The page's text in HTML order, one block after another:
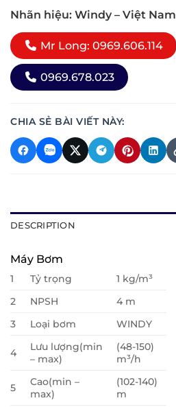
Nhãn hiệu: Windy – Việt Nam
Mr Long: 0969.606.114
0969.678.023
CHIA SẺ BÀI VIẾT NÀY:
DESCRIPTION
Máy Bơm
1 Tỷ trọng
1 kg/m³
2
NPSH
4 m
3
Loại bơm WINDY
4
Lưu lượng(min
– max)
(48-150)
m³/h
5
Cao(min –
max)
(102-140)
m